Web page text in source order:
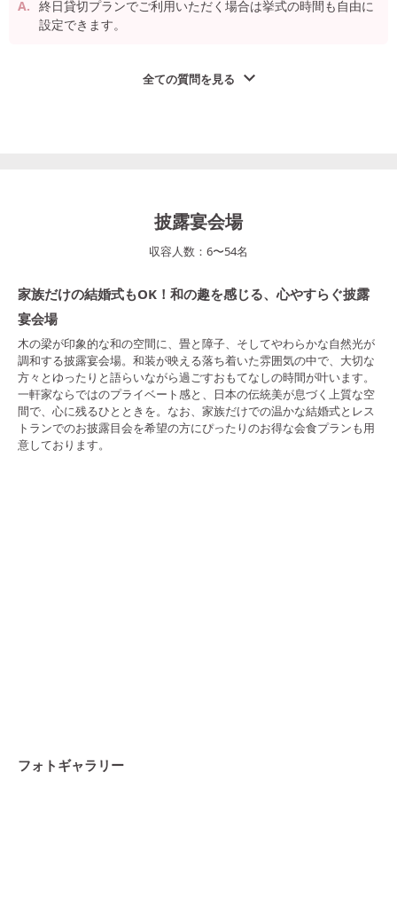
終日貸切プランでご利用いただく場合は挙式の時間も自由に
設定できます。
全ての質問を見る
披露宴会場
収容人数： 6〜54名
家族だけの結婚式もOK！和の趣を感じる、心やすらぐ披露
宴会場
木の梁が印象的な和の空間に、畳と障子、そしてやわらかな自然光が
調和する披露宴会場。和装が映える落ち着いた雰囲気の中で、大切な
方々とゆったりと語らいながら過ごすおもてなしの時間が叶います。
一軒家ならではのプライベート感と、日本の伝統美が息づく上質な空
間で、心に残るひとときを。なお、家族だけでの温かな結婚式とレス
トランでのお披露目会を希望の方にぴったりのお得な会食プランも用
意しております。
フォトギャラリー